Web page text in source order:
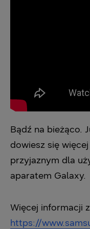
Bądź na bieżąco.
dowiesz się
przyjaznym dla
aparatem Galaxy.
Więcej informacji
https://